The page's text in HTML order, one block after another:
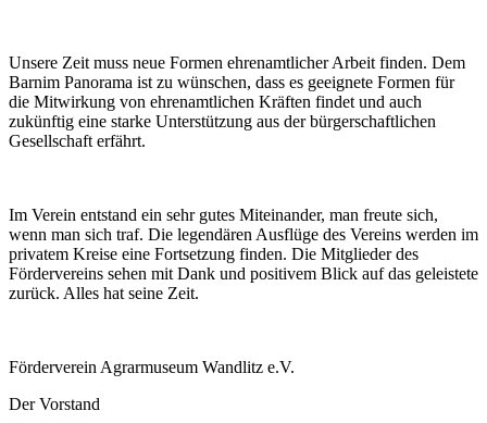
Unsere Zeit muss neue Formen ehrenamtlicher Arbeit finden. Dem
Barnim Panorama ist zu wünschen, dass es geeignete Formen für
die Mitwirkung von ehrenamtlichen Kräften findet und auch
zukünftig eine starke Unterstützung aus der bürgerschaftlichen
Gesellschaft erfährt.
Im Verein entstand ein sehr gutes Miteinander, man freute sich,
wenn man sich traf. Die legendären Ausflüge des Vereins werden im
privatem Kreise eine Fortsetzung finden. Die Mitglieder des
Fördervereins sehen mit Dank und positivem Blick auf das geleistete
zurück. Alles hat seine Zeit.
Förderverein Agrarmuseum Wandlitz e.V.
Der Vorstand